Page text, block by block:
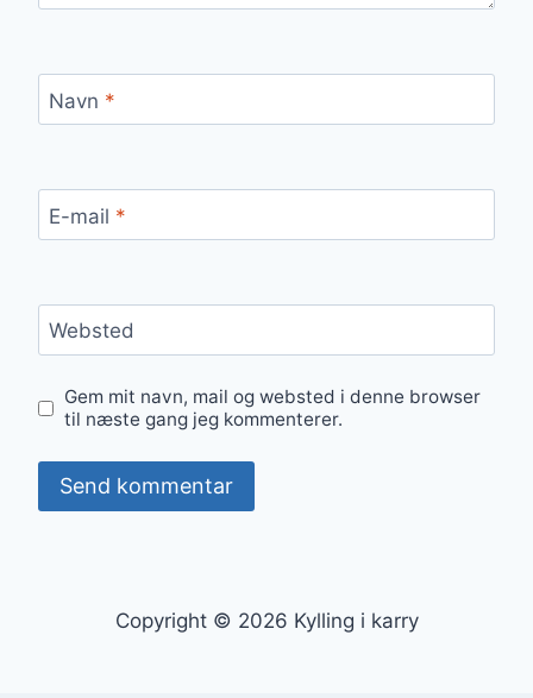
Navn *
E-mail *
Websted
Gem mit navn, mail og websted i denne browser
til næste gang jeg kommenterer.
Copyright © 2026 Kylling i karry